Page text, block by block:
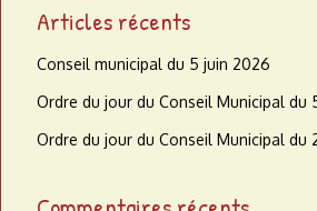
Articles récents
Conseil municipal du 5 juin 2026
Ordre du jour du Conseil Municipal du
Ordre du jour du Conseil Municipal du